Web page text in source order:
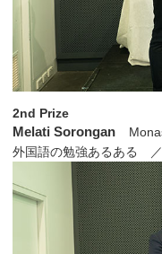
2nd Prize
Melati Sorongan
外国語の勉強あるある